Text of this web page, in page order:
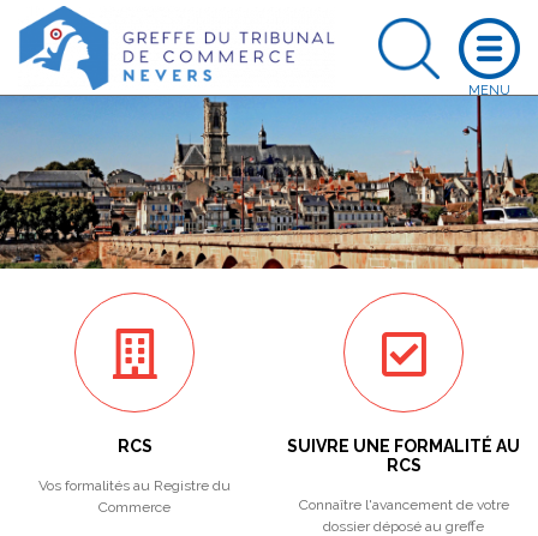
RCS
Vos formalités au Registre du
Commerce
SUIVRE UNE FORMALITÉ AU
RCS
Connaître l'avancement de votre
dossier déposé au greffe